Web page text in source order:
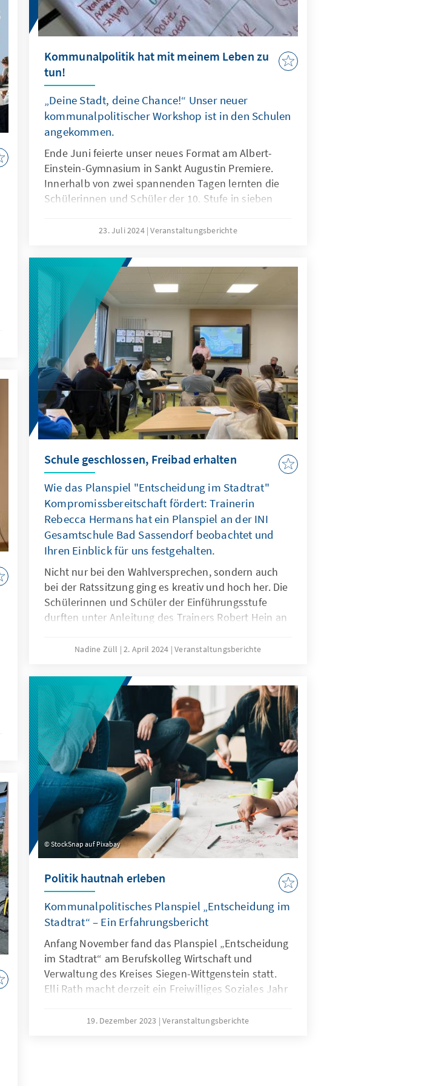
Kommunalpolitik hat mit meinem Leben zu
tun!
„Deine Stadt, deine Chance!“ Unser neuer
kommunalpolitischer Workshop ist in den Schulen
angekommen.
Ende Juni feierte unser neues Format am Albert-
Einstein-Gymnasium in Sankt Augustin Premiere.
Innerhalb von zwei spannenden Tagen lernten die
Schülerinnen und Schüler der 10. Stufe in sieben
kennen, erfuhren, wie sie sich beteiligen können und
Planspiel schlüpften sie selbst in die Rollen von
Politikerinnen und Politikern und konnten bei einem
Gespräch mit Sankt Augustins Bürgermeister eine
neue Perspektive gewinnen. Elli Rath, FSJ-Plerin in
der KommunalAkademie, hat die Schülerinnen und
Schüler beide Tage begleitet und ihre Eindrücke
festgehalten.
23. Juli 2024 Veranstaltungsberichte
Schule geschlossen, Freibad erhalten
Wie das Planspiel "Entscheidung im Stadtrat"
Kompromissbereitschaft fördert: Trainerin
Rebecca Hermans hat ein Planspiel an der INI
Gesamtschule Bad Sassendorf beobachtet und
Ihren Einblick für uns festgehalten.
Nicht nur bei den Wahlversprechen, sondern auch
bei der Ratssitzung ging es kreativ und hoch her. Die
Schülerinnen und Schüler der Einführungsstufe
durften unter Anleitung des Trainers Robert Hein an
„ihre“ Stadt – oder eben die schöne Stadt
sammeln und umzusetzen.
Nadine Züll 2. April 2024 Veranstaltungsberichte
StockSnap auf Pixabay
Politik hautnah erleben
Kommunalpolitisches Planspiel „Entscheidung im
Stadtrat“ – Ein Erfahrungsbericht
Anfang November fand das Planspiel „Entscheidung
im Stadtrat“ am Berufskolleg Wirtschaft und
Verwaltung des Kreises Siegen-Wittgenstein statt.
Elli Rath macht derzeit ein Freiwilliges Soziales Jahr
Siegen dabei und nimmt uns in ihrem Bericht mit in
19. Dezember 2023 Veranstaltungsberichte